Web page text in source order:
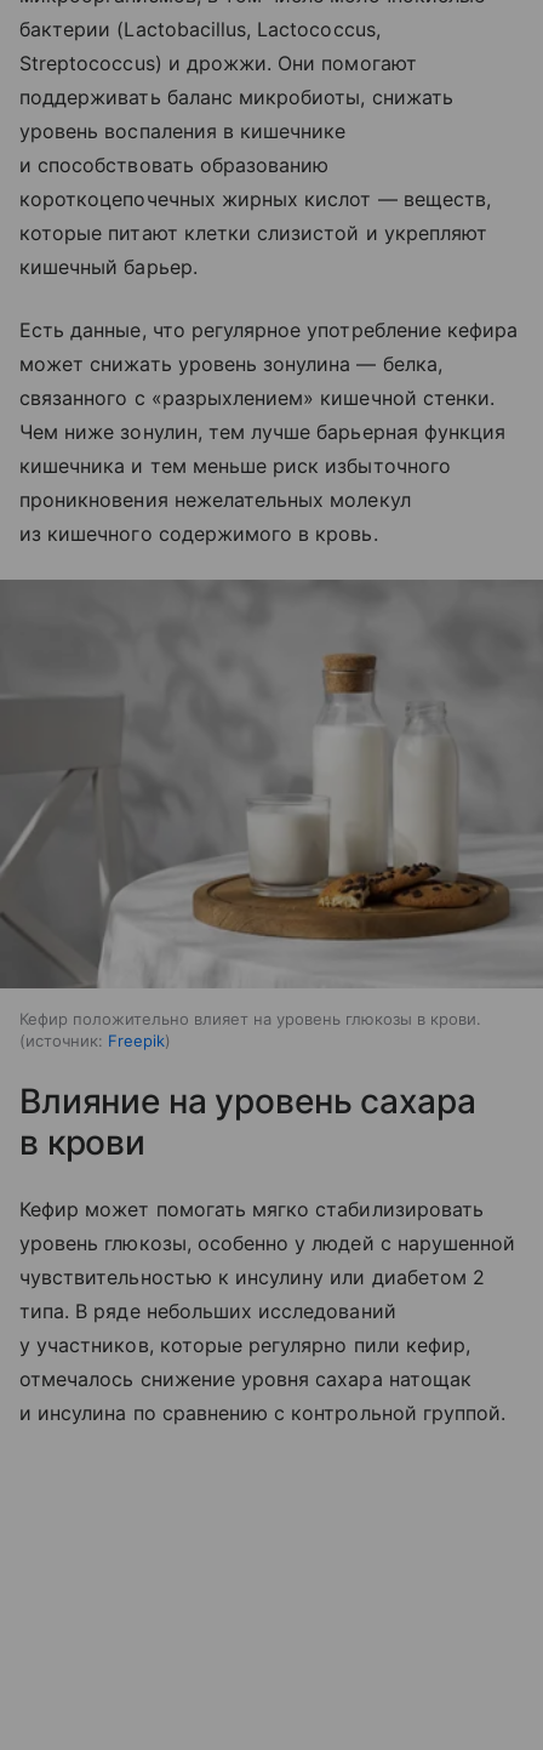
бактерии (Lactobacillus, Lactococcus,
Streptococcus) и дрожжи. Они помогают
поддерживать баланс микробиоты, снижать
уровень воспаления в кишечнике
и способствовать образованию
короткоцепочечных жирных кислот — веществ,
которые питают клетки слизистой и укрепляют
кишечный барьер.
Есть данные, что регулярное употребление кефира
может снижать уровень зонулина — белка,
связанного с «разрыхлением» кишечной стенки.
Чем ниже зонулин, тем лучше барьерная функция
кишечника и тем меньше риск избыточного
проникновения нежелательных молекул
из кишечного содержимого в кровь.
Кефир положительно влияет на уровень глюкозы в крови.
источник: Freepik
Влияние на уровень сахара
в крови
Кефир может помогать мягко стабилизировать
уровень глюкозы, особенно у людей с нарушенной
чувствительностью к инсулину или диабетом 2
типа. В ряде небольших исследований
у участников, которые регулярно пили кефир,
отмечалось снижение уровня сахара натощак
и инсулина по сравнению с контрольной группой.